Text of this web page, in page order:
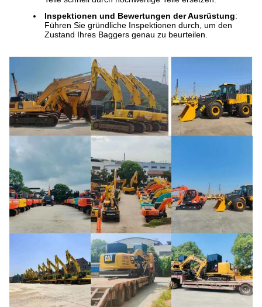
Inspektionen und Bewertungen der Ausrüstung:
Führen Sie gründliche Inspektionen durch, um den
Zustand Ihres Baggers genau zu beurteilen.